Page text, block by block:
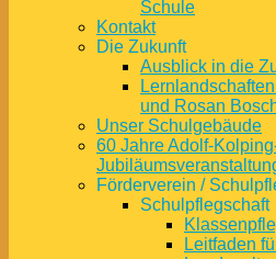
Schule
Kontakt
Die Zukunft
Ausblick in die
und Rosan
Unser Schulgebäude
60 Jahre Adolf-
Förderverein /
Schulpflegschaft
Leitfaden